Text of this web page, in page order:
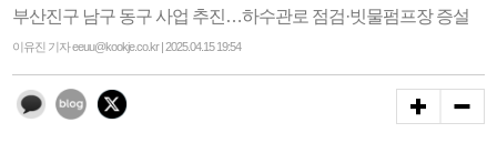
부산진구 남구 동구 사업 추진…하수관로 점검·빗물펌프장 증설
이유진 기자 eeuu@kookje.co.kr | 2025.04.15 19:54